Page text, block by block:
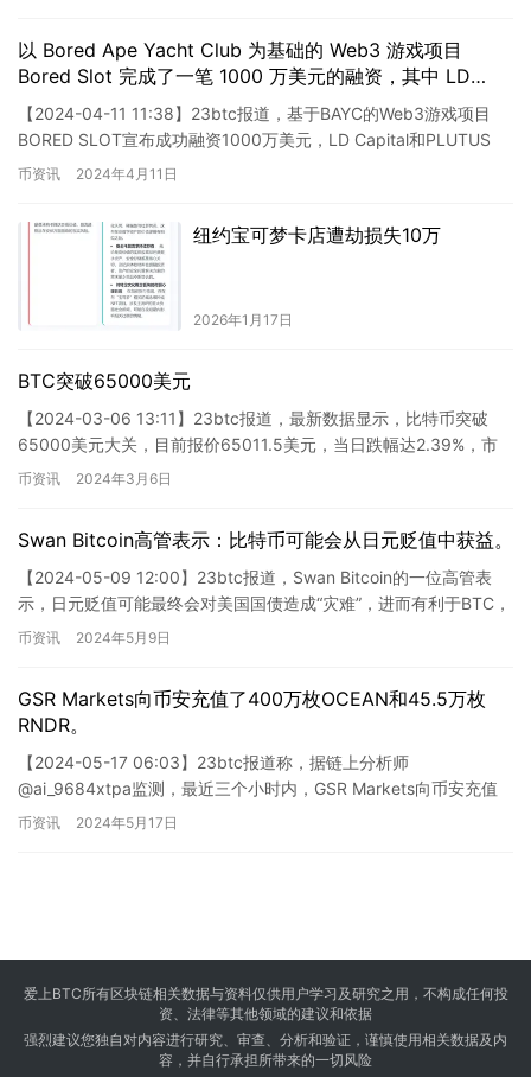
以 Bored Ape Yacht Club 为基础的 Web3 游戏项目
Bored Slot 完成了一笔 1000 万美元的融资，其中 LD
Capital 等机构参与投资。
【2024-04-11 11:38】23btc报道，基于BAYC的Web3游戏项目
BORED SLOT宣布成功融资1000万美元，LD Capital和PLUTUS
VC参与投资，…
币资讯 2024年4月11日
纽约宝可梦卡店遭劫损失10万
2026年1月17日
BTC突破65000美元
【2024-03-06 13:11】23btc报道，最新数据显示，比特币突破
65000美元大关，目前报价65011.5美元，当日跌幅达2.39%，市
场波动明显，请注意风险控制。
币资讯 2024年3月6日
Swan Bitcoin高管表示：比特币可能会从日元贬值中获益。
【2024-05-09 12:00】23btc报道，Swan Bitcoin的一位高管表
示，日元贬值可能最终会对美国国债造成“灾难”，进而有利于BTC，
因为投资者正在寻找其他价值储…
币资讯 2024年5月9日
GSR Markets向币安充值了400万枚OCEAN和45.5万枚
RNDR。
【2024-05-17 06:03】23btc报道称，据链上分析师
@ai_9684xtpa监测，最近三个小时内，GSR Markets向币安充值
了总价值829万美元的代币。其中包括…
币资讯 2024年5月17日
爱上BTC所有区块链相关数据与资料仅供用户学习及研究之用，不构成任何投
资、法律等其他领域的建议和依据
强烈建议您独自对内容进行研究、审查、分析和验证，谨慎使用相关数据及内
容，并自行承担所带来的一切风险